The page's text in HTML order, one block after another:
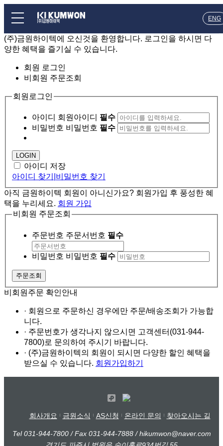
ENG
(주)금원하이텍에 오신것을 환영합니다. 로그인을 하시면 다
양한 혜택을 즐기실 수 있습니다.
회원 로그인
비회원 주문조회
회원로그인
아이디 회원아이디 필수
비밀번호 비밀번호 필수
아이디 저장
아이디 찾기
비밀번호 찾기
아직 금원하이텍 회원이 아니신가요? 회원가입 후 풍성한 혜
택을 누리세요. 회원 가입
비회원 주문조회
주문번호 주문서번호 필수
비밀번호 비밀번호 필수
비회원주문 확인안내
· 회원으로 주문하신 경우에만 주문/배송조회가 가능합
니다.
· 주문번호가 생각나지 않으시면 고객센터(031-944-
7800)로 문의하여 주시기 바랍니다.
· (주)금원하이텍의 회원이 되시면 다양한 할인 혜택을
받으실 수 있습니다. 회원가입하기
회사개요 금원소식 AS신청 온라인 문의 찾아오시는 길
Tel 031-944-7800 / Fax 031-944-7888 / hikumwon@naver.com